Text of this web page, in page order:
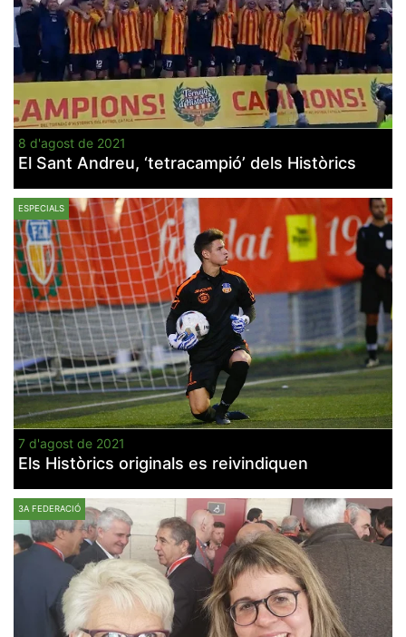
8 d'agost de 2021
El Sant Andreu, ‘tetracampió’ dels Històrics
ESPECIALS
7 d'agost de 2021
Els Històrics originals es reivindiquen
3A FEDERACIÓ